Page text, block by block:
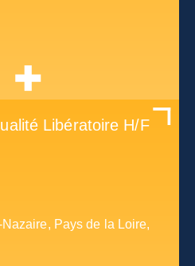
Libératoire H/F
Pays de la Loire,